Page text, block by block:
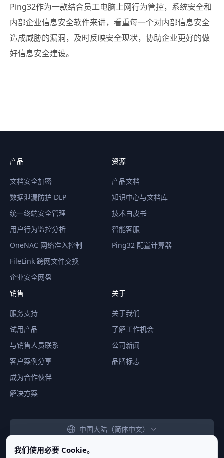
我们使用必要 Cookie。
Ping32作为一款结合员工电脑上网行为管控，系统安全和
内部企业信息安全软件来讲，看重每一个对内部信息安全
造成威胁的漏洞，及时反映安全现状，协助企业更好的做
好信息安全建设。
产品
文档安全加密
数据泄漏防护 DLP
统一终端安全管理
用户行为监控分析
OneNAC 网络准入控制
FileLink 跨网文件交换
企业安全网盘
资源
产品文档
知识中心与文档库
技术白皮书
智能客服
Ping32 配置计算器
销售
服务支持
试用产品
与销售人员联系
客户案例分享
成为合作伙伴
解决方案
关于
关于我们
了解工作机会
公司新闻
品牌标志
中国大陆（简体中文）